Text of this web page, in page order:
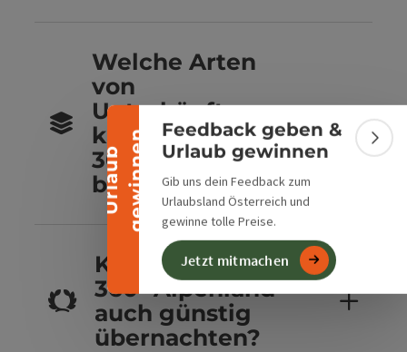
U
r
l
a
u
b
g
e
w
i
n
n
en
Banner einklappen
Feedback geben &
Urlaub gewinnen
Gib uns dein Feedback zum
Urlaubsland Österreich und
gewinne tolle Preise.
Jetzt mitmachen
Welche Arten
von
Unterkünften
kannst du im
360° Alpenland
buchen?
Kannst du im
360° Alpenland
auch günstig
übernachten?